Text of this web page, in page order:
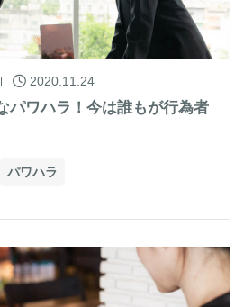
2020.11.24
パワハラ！今は誰もが行為者
パワハラ